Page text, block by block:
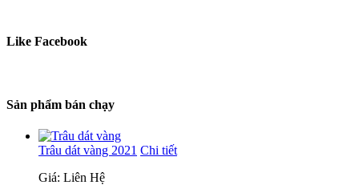
Like Facebook
Sản phẩm bán chạy
Trâu dát vàng 2021 Chi tiết
Giá: Liên Hệ